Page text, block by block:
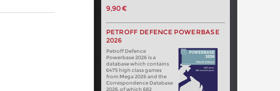
9,90 €
PETROFF DEFENCE POWERBASE
2026
Petroff Defence
Powerbase 2026 is a
database which contains
6475 high class games
from Mega 2026 and the
Correspondence Database
2026, of which 682